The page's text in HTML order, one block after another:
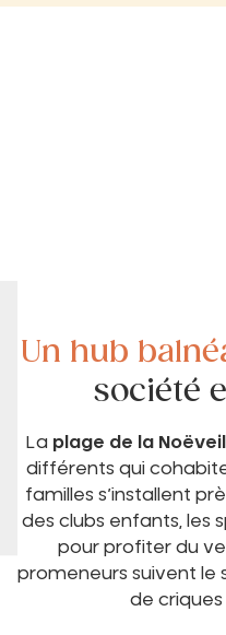
Un hub
société
La plage de la
différents qui
familles s’installent
des clubs enfants, les
pour profiter du
promeneurs suivent le
de criques